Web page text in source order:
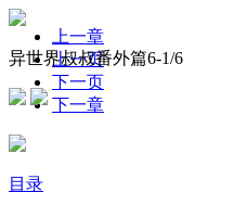
异世界叔叔番外篇6-1/6
上一章
上一页
下一页
下一章
目录